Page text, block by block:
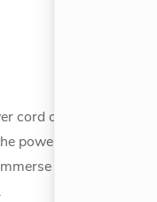
cord or
power